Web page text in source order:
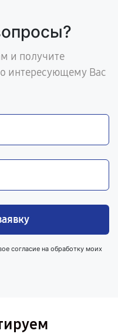
и получите
интересующему Вас
согласие на обработку моих